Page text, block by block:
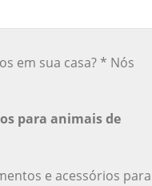
em sua casa? * Nós
para animais de
e acessórios para